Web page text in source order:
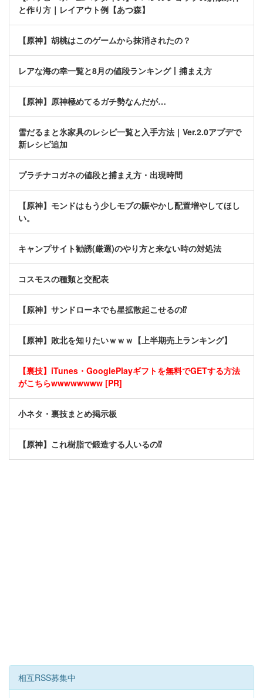
と作り方｜レイアウト例【あつ森】
【原神】胡桃はこのゲームから抹消されたの？
レアな海の幸一覧と8月の値段ランキング丨捕まえ方
【原神】原神極めてるガチ勢なんだが…
雪だるまと氷家具のレシピ一覧と入手方法｜Ver.2.0アプデで
新レシピ追加
プラチナコガネの値段と捕まえ方・出現時間
【原神】モンドはもう少しモブの賑やかし配置増やしてほし
い。
キャンプサイト勧誘(厳選)のやり方と来ない時の対処法
コスモスの種類と交配表
【原神】サンドローネでも星拡散起こせるの⁉
【原神】敗北を知りたいｗｗｗ【上半期売上ランキング】
【裏技】iTunes・GooglePlayギフトを無料でGETする方法
がこちらwwwwwwww [PR]
小ネタ・裏技まとめ掲示板
【原神】これ樹脂で鍛造する人いるの⁉
相互RSS募集中